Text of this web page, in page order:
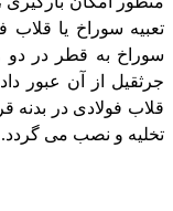
تعبیه سوراخ یا
سوراخ به قطر در دو
جرثقیل از آن عبور
قلاب فولادی در بدنه
تخلیه و نصب می گردد.